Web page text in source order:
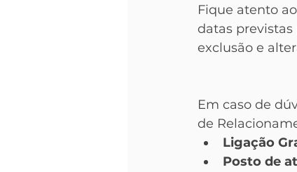
Fique atento
datas previstas
exclusão e
Em caso de
de
Ligação
Posto de